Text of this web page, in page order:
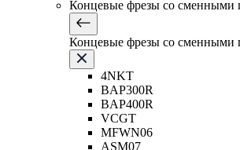
Концевые фрезы со сменными
Концевые фрезы со сменными
4NKT
BAP300R
BAP400R
VCGT
MFWN06
ASM07